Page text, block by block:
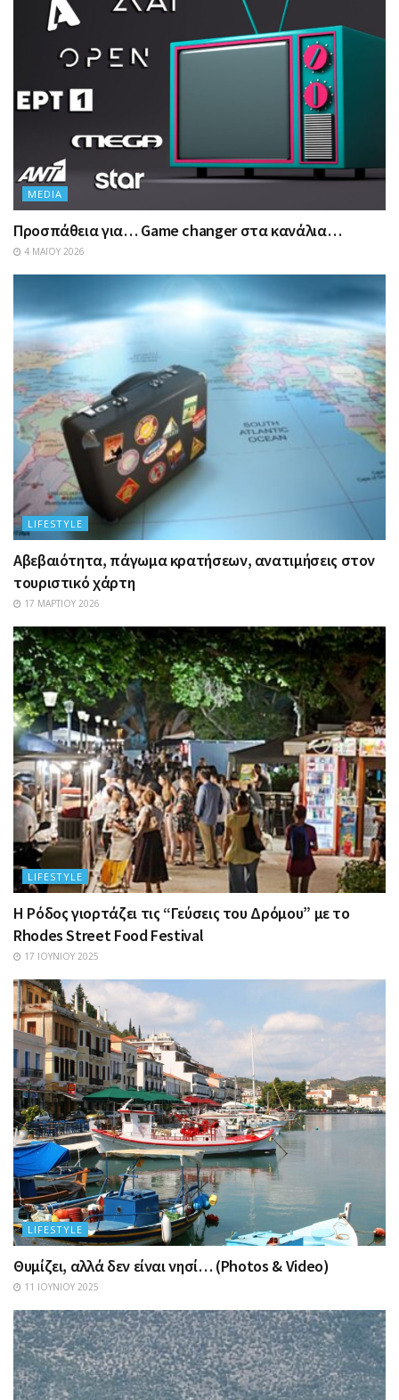
MEDIA
Προσπάθεια για… Game changer στα κανάλια…
4 ΜΑΪ́ΟΥ 2026
LIFESTYLE
Αβεβαιότητα, πάγωμα κρατήσεων, ανατιμήσεις στον
τουριστικό χάρτη
17 ΜΑΡΤΊΟΥ 2026
LIFESTYLE
Η Ρόδος γιορτάζει τις “Γεύσεις του Δρόμου” με το
Rhodes Street Food Festival
17 ΙΟΥΝΊΟΥ 2025
LIFESTYLE
Θυμίζει, αλλά δεν είναι νησί… (Photos & Video)
11 ΙΟΥΝΊΟΥ 2025